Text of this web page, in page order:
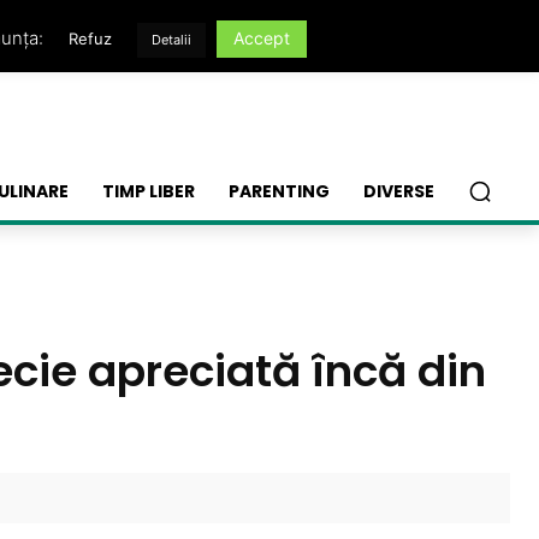
TIMP LIBER PARENTING DIVERSE
apreciată încă din
Refuz Detalii Accept